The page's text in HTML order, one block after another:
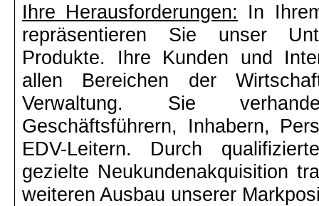
Ihre Herausforderungen:
In
repräsentieren Sie unser
Produkte. Ihre Kunden und
allen Bereichen der
Verwaltung. Sie
Geschäftsführern, Inhabern,
EDV-Leitern. Durch
gezielte Neukundenakquisition
weiteren Ausbau unserer